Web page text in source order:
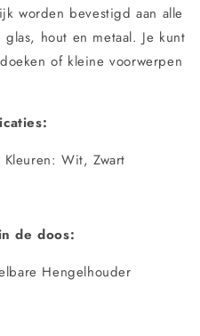
worden bevestigd aan alle
hout en metaal. Je kunt
of kleine voorwerpen
Kleuren: Wit, Zwart
de doos:
Hengelhouder